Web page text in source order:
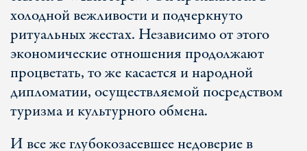
холодной вежливости и подчеркнуто
ритуальных жестах. Независимо от этого
экономические отношения продолжают
процветать, то же касается и народной
дипломатии, осуществляемой посредством
туризма и культурного обмена.
И все же глубокозасевшее недоверие в